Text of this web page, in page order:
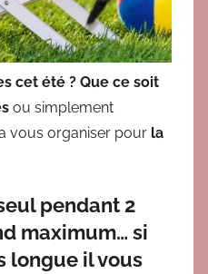
cet été ? Que ce soit
ou simplement
vous organiser pour la
pendant 2
maximum… si
longue il vous